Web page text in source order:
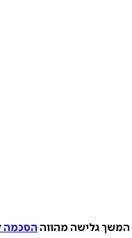
המשך גלישה מהווה הסכמה